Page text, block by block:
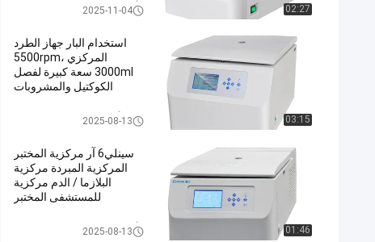
02:27 أجهزة الطرد المركزي السريرية
2025-11-04
03:15
استخدام البار جهاز الطرد
المركزي 5500rpm،
3000ml سعة كبيرة لفصل
الكوكتيل والمشروبات
أجهزة الطرد المركزي PRP
2025-08-13
01:46
سينلي6 آر مركزية المختبر
المركزية المبردة مركزية
البلازما / الدم مركزية
للمستشفى المختبر
أجهزة الطرد المركزي السريرية
2025-08-13